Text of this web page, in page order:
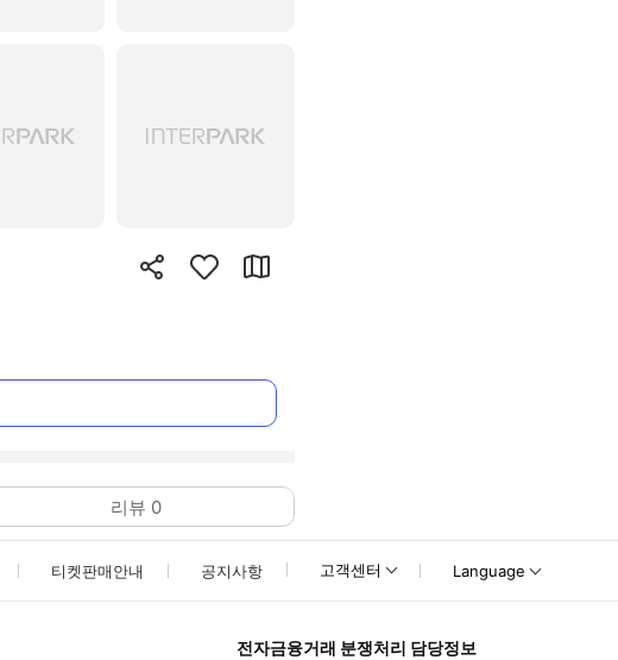
리뷰 0
티켓판매안내 공지사항 고객센터 Language
전자금융거래 분쟁처리 담당정보